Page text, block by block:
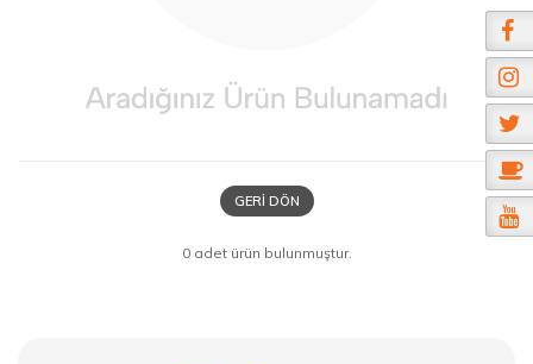
GERI DÖN
0 adet ürün bulunmuştur.